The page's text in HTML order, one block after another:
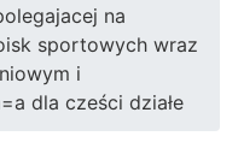
na
sportowych wraz
i
dla cześci działe